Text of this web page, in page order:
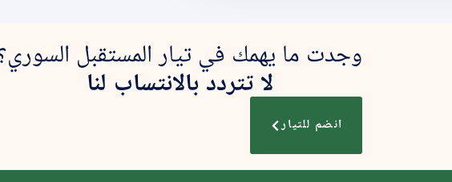
وجدت ما يهمك في تيار المستقبل
لا تتردد بالانتساب لنا
انضم للتيار